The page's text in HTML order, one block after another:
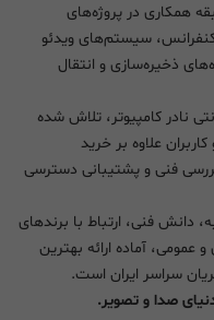
همکاری در پروژه‌های
سیستم‌های ویدئو
ذخیره‌سازی و انتقال
نادر کامپیوتر، تلاش شده
علاوه بر خرید
فنی و پشتیبانی دسترسی
با بیش از ۳۵ سال تجربه، دانش فنی، ارتباط با برندهای
عمومی، آماده ارائه بهترین
سراسر ایران است.
صدا و تصویر.